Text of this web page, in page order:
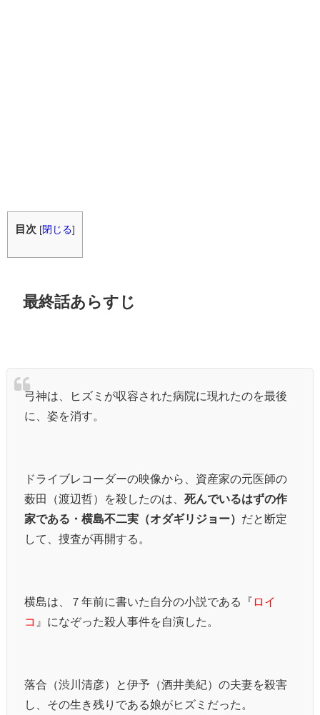
目次 [閉じる]
最終話あらすじ
弓神は、ヒズミが収容された病院に現れたのを最後
に、姿を消す。
ドライブレコーダーの映像から、資産家の元医師の
薮田（渡辺哲）を殺したのは、 死んでいるはずの作
家である・横島不二実（オダギリジョー） だと断定
して、捜査が再開する。
横島は、７年前に書いた自分の小説である『 ロイ
コ 』になぞった殺人事件を自演した。
落合（渋川清彦）と伊予（酒井美紀）の夫妻を殺害
し、その生き残りである娘がヒズミだった。